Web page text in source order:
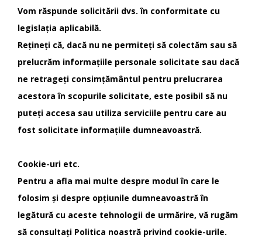
Vom răspunde solicitării dvs. în conformitate cu
legislația aplicabilă.
Rețineți că, dacă nu ne permiteți să colectăm sau să
prelucrăm informațiile personale solicitate sau dacă
ne retrageți consimțământul pentru prelucrarea
acestora în scopurile solicitate, este posibil să nu
puteți accesa sau utiliza serviciile pentru care au
fost solicitate informațiile dumneavoastră.
Cookie-uri etc.
Pentru a afla mai multe despre modul în care le
folosim și despre opțiunile dumneavoastră în
legătură cu aceste tehnologii de urmărire, vă rugăm
să consultați Politica noastră privind cookie-urile.